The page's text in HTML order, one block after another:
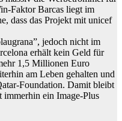
Faktor Barcas liegt im
dass das Projekt mit unicef
jedoch nicht im
erhält kein Geld für
1,5 Millionen Euro
am Leben gehalten und
Foundation. Damit bleibt
immerhin ein Image-Plus